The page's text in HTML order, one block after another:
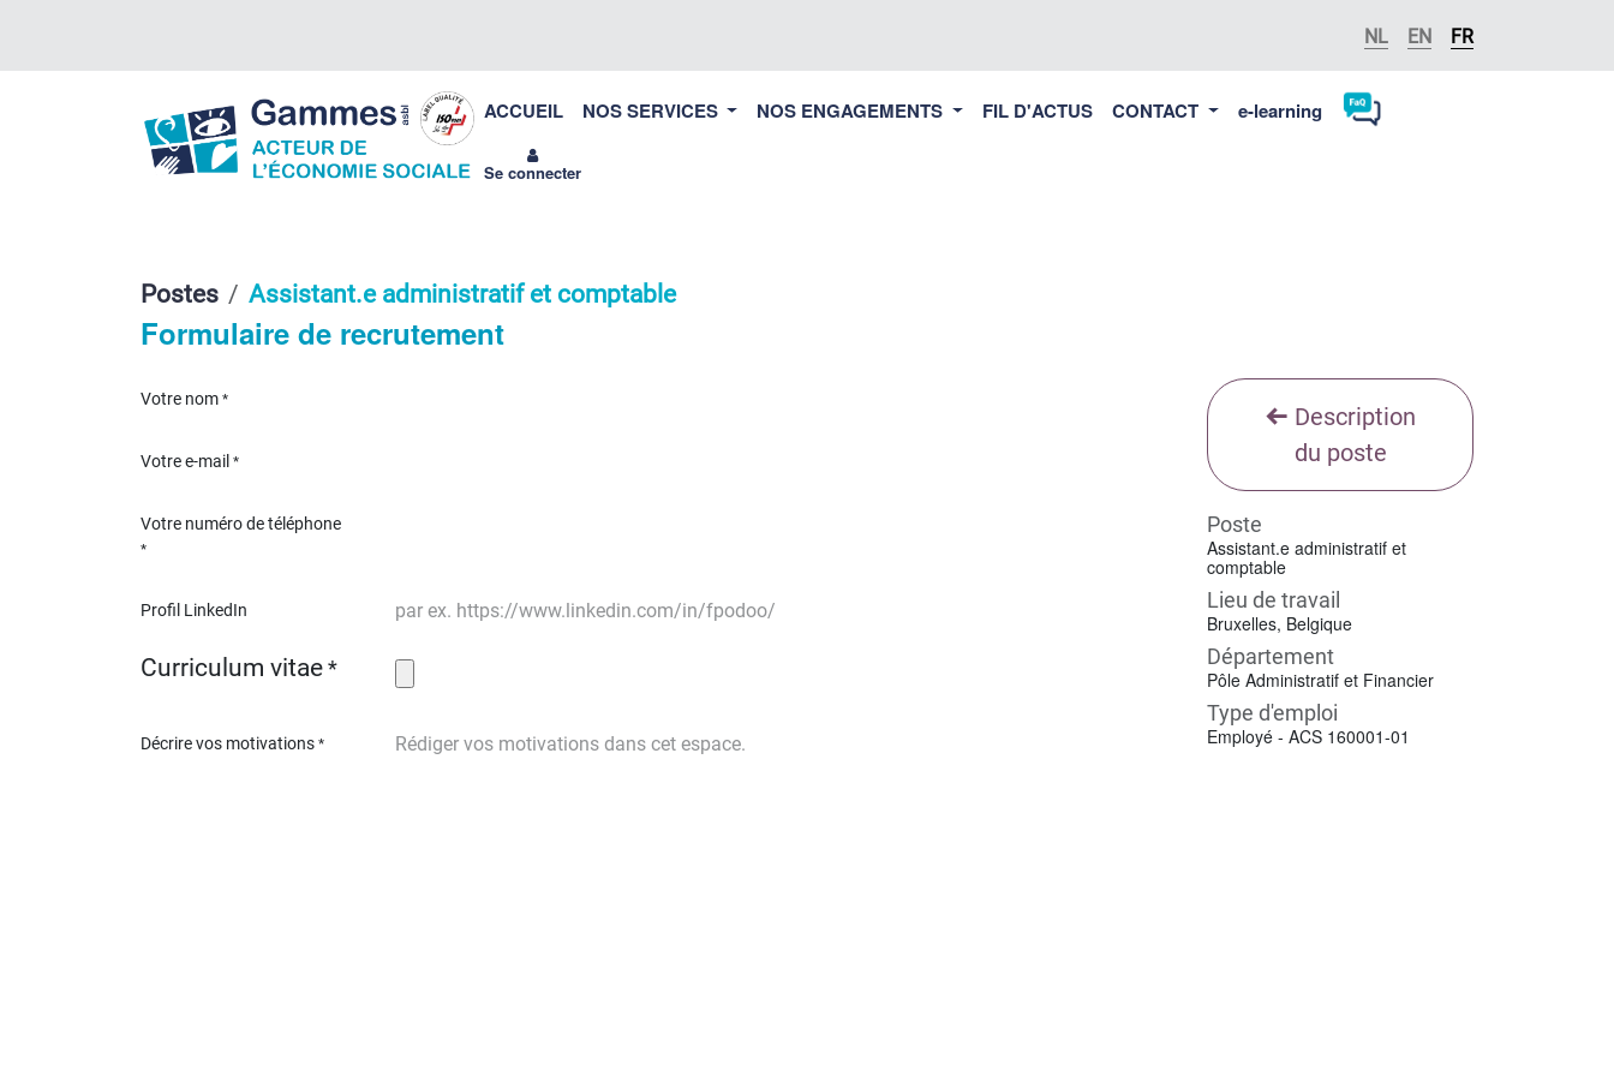
NL
EN FR
Gammes
asbl
ACCUEIL NOS SERVICES NOS ENGAGEMENTS FIL D'ACTUS CONTACT e-learning
Se connecter
Postes Assistant.e administratif et comptable
Formulaire de recrutement
Votre nom *
Votre e-mail *
Votre numéro de téléphone
*
Profil LinkedIn
Curriculum vitae *
Décrire vos motivations *
Description
du poste
Poste
Assistant.e administratif et
comptable
Lieu de travail
Bruxelles, Belgique
Département
Pôle Administratif et Financier
Type d'emploi
Employé - ACS 160001-01